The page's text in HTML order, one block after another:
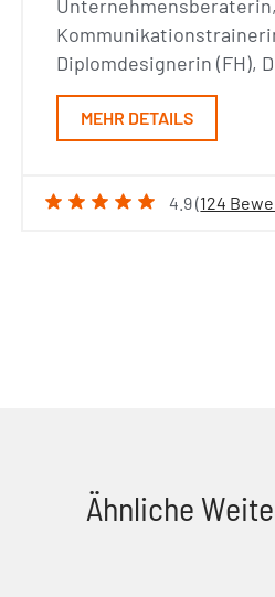
Unternehmensberaterin,
Diplomdesignerin (FH),
MEHR DETAILS
4.9 (124
Ähnliche